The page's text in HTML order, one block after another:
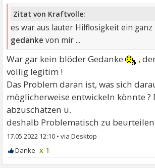
Zitat von Kraftvolle:
es war aus lauter Hilflosigkeit ein ganz
gedanke von mir ...
War gar kein blöder Gedanke
,
völlig legitim !
Das Problem daran ist, was sich
möglicherweise entwickeln könnte ?
abzuschätzen u.
deshalb Problematisch zu
17.05.2022 12:10 •
x 1